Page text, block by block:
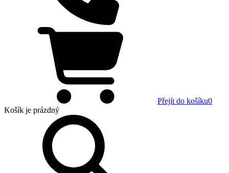
Přejít do košíku0
Košík je prázdný